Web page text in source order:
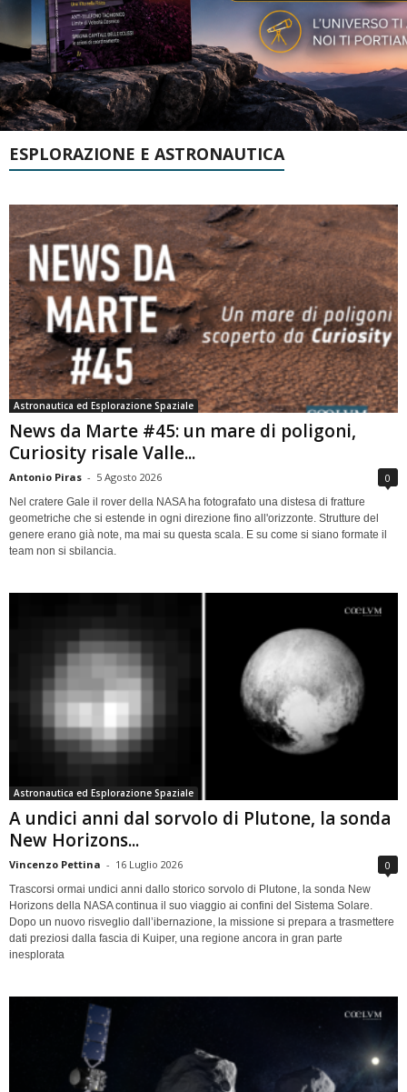
ESPLORAZIONE E ASTRONAUTICA
Astronautica ed Esplorazione Spaziale
News da Marte #45: un mare di poligoni,
Curiosity risale Valle...
Antonio Piras - 5 Agosto 2026 0
Nel cratere Gale il rover della NASA ha fotografato una distesa di fratture
geometriche che si estende in ogni direzione fino all'orizzonte. Strutture del
genere erano già note, ma mai su questa scala. E su come si siano formate il
team non si sbilancia.
Astronautica ed Esplorazione Spaziale
A undici anni dal sorvolo di Plutone, la sonda
New Horizons...
Vincenzo Pettina - 16 Luglio 2026 0
Trascorsi ormai undici anni dallo storico sorvolo di Plutone, la sonda New
Horizons della NASA continua il suo viaggio ai confini del Sistema Solare.
Dopo un nuovo risveglio dall’ibernazione, la missione si prepara a trasmettere
dati preziosi dalla fascia di Kuiper, una regione ancora in gran parte
inesplorata